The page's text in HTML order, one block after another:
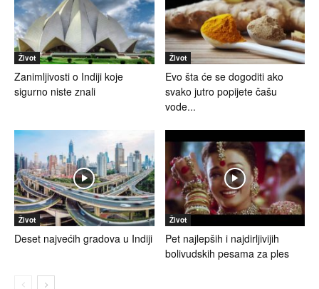
Život
Zanimljivosti o Indiji koje
sigurno niste znali
Život
Evo šta će se dogoditi ako
svako jutro popijete čašu
vode...
Život
Deset najvećih gradova u Indiji
Život
Pet najlepših i najdirljivijih
bolivudskih pesama za ples